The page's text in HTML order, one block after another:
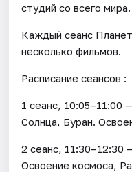
студий со всего мира.
Каждый сеанс
несколько фильмов.
Расписание сеансов :
1 сеанс,
Солнца, Буран.
2 сеанс, 11:30–12:30
Освоение космоса,